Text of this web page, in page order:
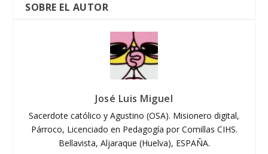
SOBRE EL AUTOR
José Luis Miguel
Sacerdote católico y Agustino (OSA). Misionero digital,
Párroco, Licenciado en Pedagogía por Comillas CIHS.
Bellavista, Aljaraque (Huelva), ESPAÑA.